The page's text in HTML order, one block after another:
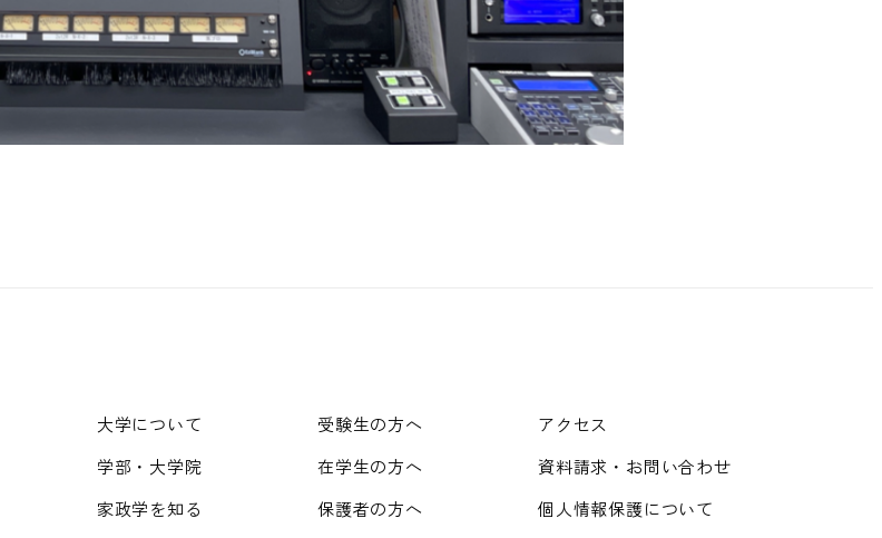
大学について
学部・大学院
家政学を知る
受験生の方へ
在学生の方へ
保護者の方へ
アクセス
資料請求・お問い合わせ
個人情報保護について